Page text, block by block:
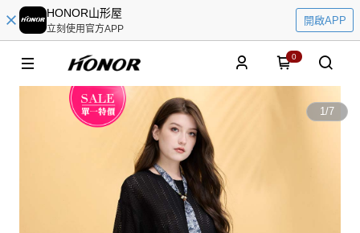
HONOR山形屋
立刻使用官方APP
開啟APP
0
1/7